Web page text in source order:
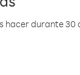
hacer durante